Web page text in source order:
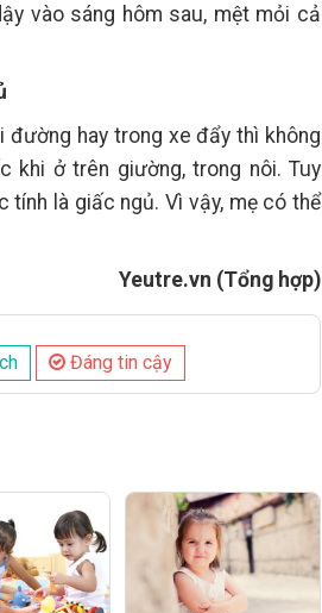
vào sáng hôm sau, mệt mỏi cả
đường hay trong xe đẩy thì không
ở trên giường, trong nôi. Tuy
là giấc ngủ. Vì vậy, mẹ có thể
Yeutre.vn (Tổng hợp)
Đáng tin cậy